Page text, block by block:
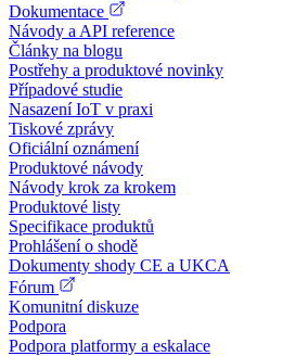
Dokumentace
Návody a API reference
Články na blogu
Postřehy a produktové novinky
Případové studie
Nasazení IoT v praxi
Tiskové zprávy
Oficiální oznámení
Produktové návody
Návody krok za krokem
Produktové listy
Specifikace produktů
Prohlášení o shodě
Dokumenty shody CE a UKCA
Fórum
Komunitní diskuze
Podpora
Podpora platformy a eskalace